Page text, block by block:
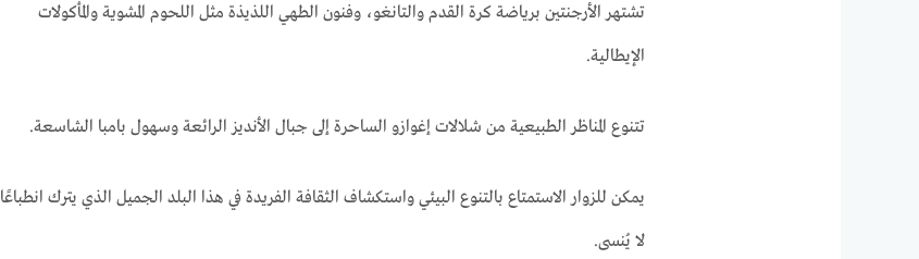
تشتهر الأرجنتين برياضة كرة القدم والتانغو، وفنون الطهي اللذيذة مثل اللحوم المشوية والمأكولات
الإيطالية.
تتنوع المناظر الطبيعية من شلالات إغوازو الساحرة إلى جبال الأنديز الرائعة وسهول بامبا الشاسعة.
يمكن للزوار الاستمتاع بالتنوع البيئي واستكشاف الثقافة الفريدة في هذا البلد الجميل الذي يترك انطباعًا
لا يُنسى.